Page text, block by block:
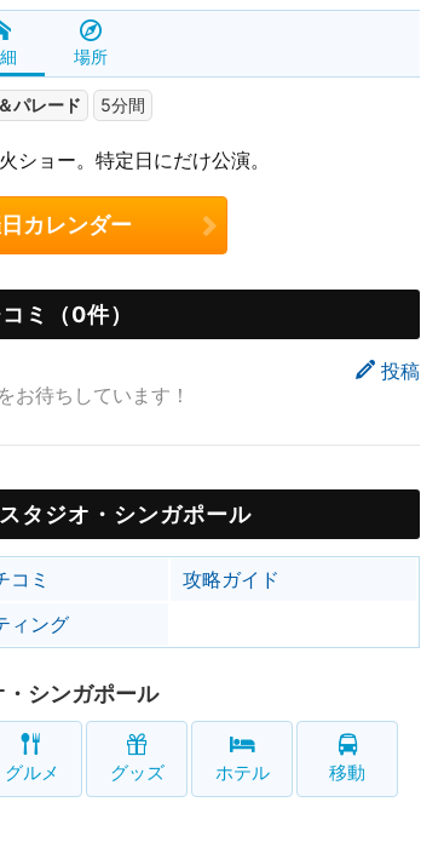
場所
パレード 5分間
ショー。特定日にだけ公演。
カレンダー
ミ（0件）
投稿
お待ちしています！
タジオ・シンガポール
コミ
攻略ガイド
ィング
シンガポール
グルメ グッズ ホテル 移動